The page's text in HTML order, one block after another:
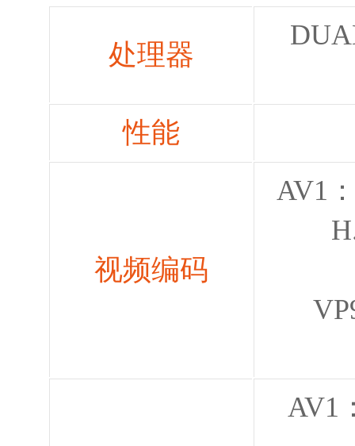
处理器
性能
视频编码
AV1
VP9
AV1